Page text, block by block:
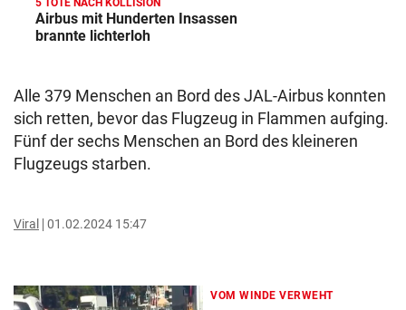
5 TOTE NACH KOLLISION
Airbus mit Hunderten Insassen
brannte lichterloh
Alle 379 Menschen an Bord des JAL-Airbus konnten
sich retten, bevor das Flugzeug in Flammen aufging.
Fünf der sechs Menschen an Bord des kleineren
Flugzeugs starben.
Viral 01.02.2024 15:47
VOM WINDE VERWEHT